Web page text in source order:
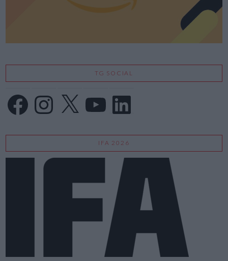
TG SOCIAL
FacebookInstagram
X LinkedIn
IFA 2026